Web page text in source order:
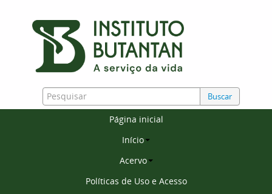
Buscar
Página inicial
Início
Acervo
Políticas de Uso e Acesso